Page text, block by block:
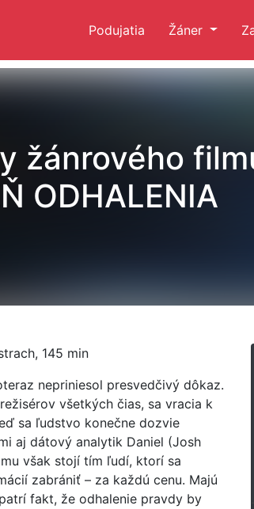
Podujatia Žáner
žánrového
ODHALENIA
145 min
nepriniesol presvedčivý dôkaz.
všetkých čias, sa vracia k
sa ľudstvo konečne dozvie
aj dátový analytik Daniel (Josh
však stojí tím ľudí, ktorí sa
zabrániť – za každú cenu. Majú
fakt, že odhalenie pravdy by